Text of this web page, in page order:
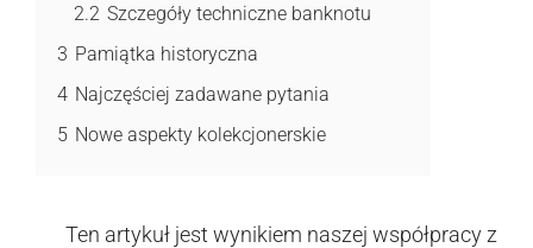
2.2 Szczegóły techniczne banknotu
3 Pamiątka historyczna
4 Najczęściej zadawane pytania
5 Nowe aspekty kolekcjonerskie
Ten artykuł jest wynikiem naszej współpracy z